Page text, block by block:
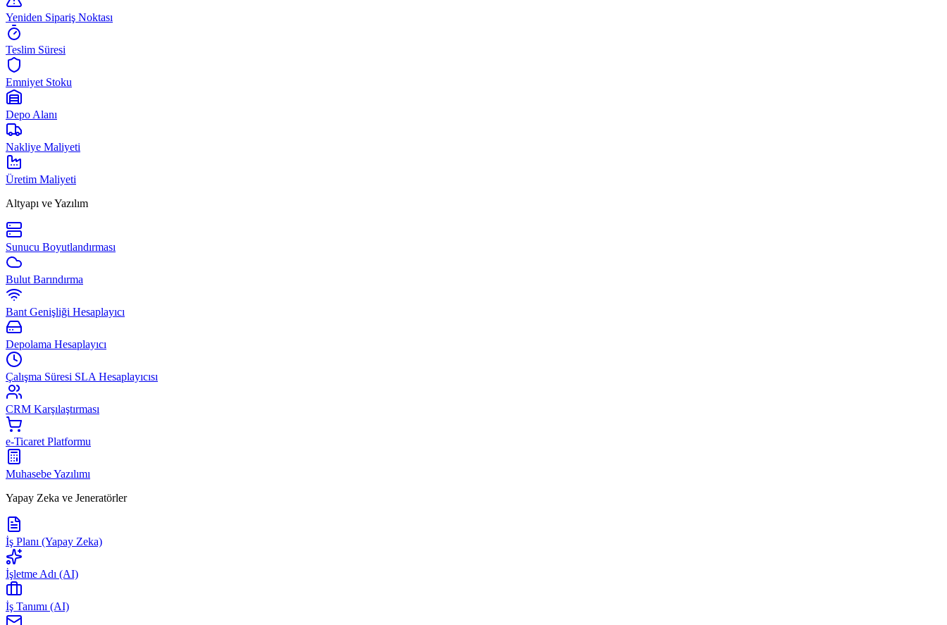
Yeniden Sipariş Noktası
Teslim Süresi
Emniyet Stoku
Depo Alanı
Nakliye Maliyeti
Üretim Maliyeti
Altyapı ve Yazılım
Sunucu Boyutlandırması
Bulut Barındırma
Bant Genişliği Hesaplayıcı
Depolama Hesaplayıcı
Çalışma Süresi SLA Hesaplayıcısı
CRM Karşılaştırması
e-Ticaret Platformu
Muhasebe Yazılımı
Yapay Zeka ve Jeneratörler
İş Planı (Yapay Zeka)
İşletme Adı (AI)
İş Tanımı (AI)